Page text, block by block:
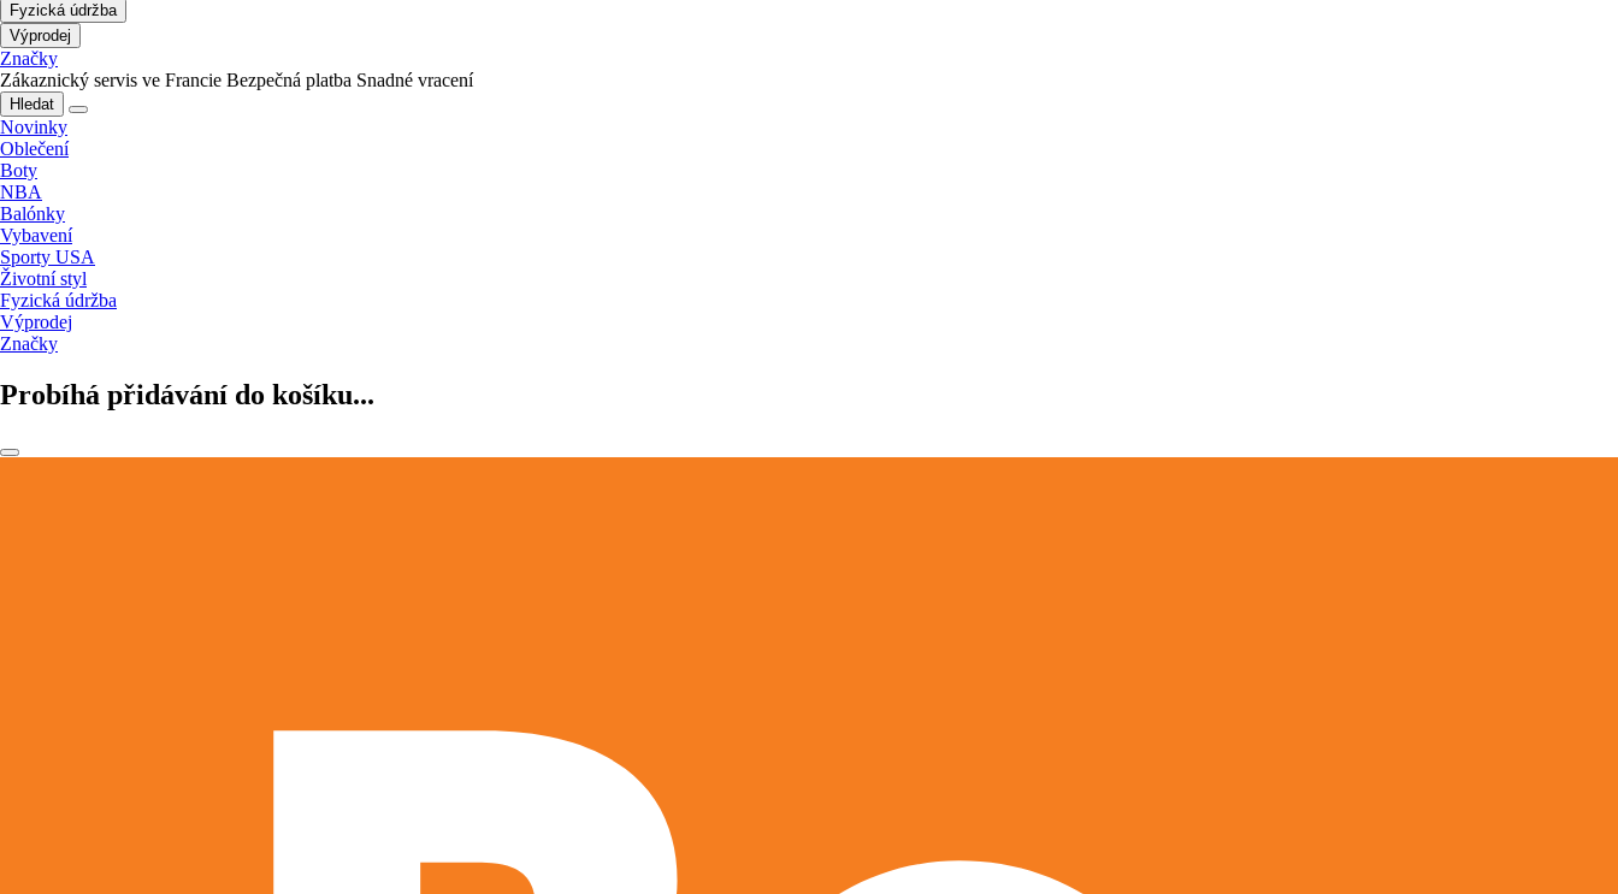
Fyzická údržba
Výprodej
Značky
Zákaznický servis ve Francie Bezpečná platba Snadné vracení
Hledat
Novinky
Oblečení
Boty
NBA
Balónky
Vybavení
Sporty USA
Životní styl
Fyzická údržba
Výprodej
Značky
Probíhá přidávání do košíku...